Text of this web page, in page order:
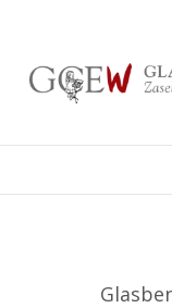
content